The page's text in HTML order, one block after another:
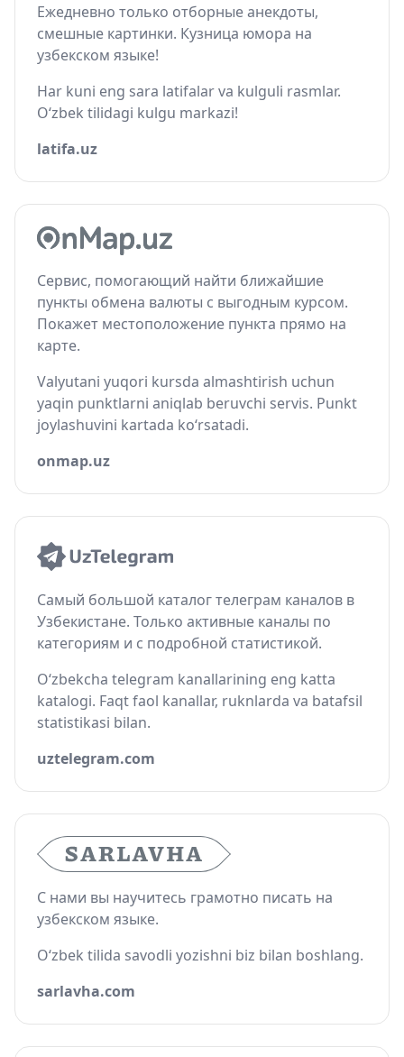
Ежедневно только отборные анекдоты,
смешные картинки. Кузница юмора на
узбекском языке!
Har kuni eng sara latifalar va kulguli rasmlar.
O‘zbek tilidagi kulgu markazi!
latifa.uz
Сервис, помогающий найти ближайшие
пункты обмена валюты с выгодным курсом.
Покажет местоположение пункта прямо на
карте.
Valyutani yuqori kursda almashtirish uchun
yaqin punktlarni aniqlab beruvchi servis. Punkt
joylashuvini kartada ko‘rsatadi.
onmap.uz
Самый большой каталог телеграм каналов в
Узбекистане. Только активные каналы по
категориям и с подробной статистикой.
O‘zbekcha telegram kanallarining eng katta
katalogi. Faqt faol kanallar, ruknlarda va batafsil
statistikasi bilan.
uztelegram.com
С нами вы научитесь грамотно писать на
узбекском языке.
O‘zbek tilida savodli yozishni biz bilan boshlang.
sarlavha.com